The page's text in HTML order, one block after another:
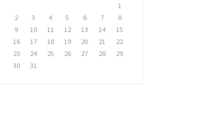
1
2
3 4 5 6 7
8
9
10 11 12 13 14
15
16
17 18 19 20 21
22
23
24 25 26 27 28
29
30
31